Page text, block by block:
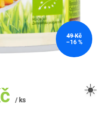
49 Kč
–16 %
/ ks
☀️